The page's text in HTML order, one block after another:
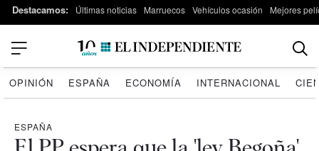
Destacamos: Últimas noticias Marruecos Vehículos ocasión Mejores
OPINIÓN ESPAÑA ECONOMÍA INTERNACIONAL
ESPAÑA